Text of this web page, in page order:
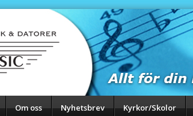
Om oss Nyhetsbrev Kyrkor/Skolor